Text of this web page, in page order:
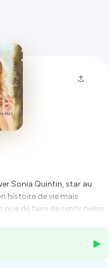
Sonia Quintin, star au
histoire de vie mais
de faire de sentir belles
sportif
la radio et une entreprise